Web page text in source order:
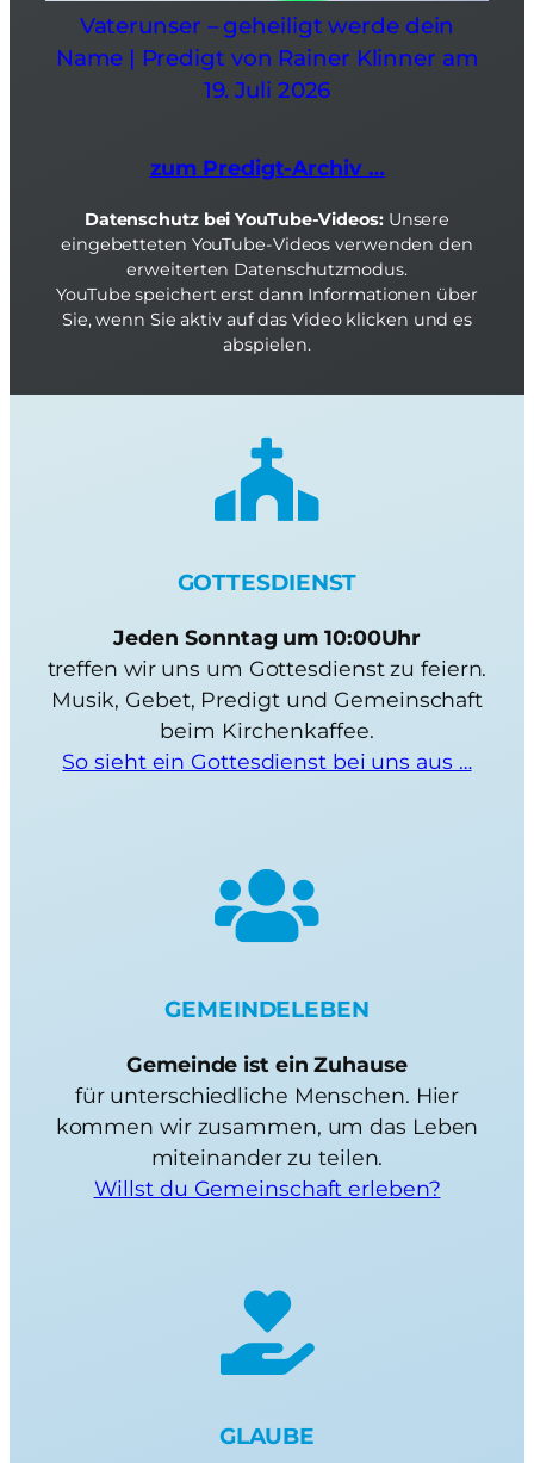
Vaterunser – geheiligt werde dein
Name | Predigt von Rainer Klinner am
19. Juli 2026
zum Predigt-Archiv …
Datenschutz bei YouTube-Videos: Unsere
eingebetteten YouTube-Videos verwenden den
erweiterten Datenschutzmodus.
YouTube speichert erst dann Informationen über
Sie, wenn Sie aktiv auf das Video klicken und es
abspielen.
GOTTESDIENST
Jeden Sonntag um 10:00Uhr
treffen wir uns um Gottesdienst zu feiern.
Musik, Gebet, Predigt und Gemeinschaft
beim Kirchenkaffee.
So sieht ein Gottesdienst bei uns aus …
GEMEINDELEBEN
Gemeinde ist ein Zuhause
für unterschiedliche Menschen. Hier
kommen wir zusammen, um das Leben
miteinander zu teilen.
Willst du Gemeinschaft erleben?
GLAUBE